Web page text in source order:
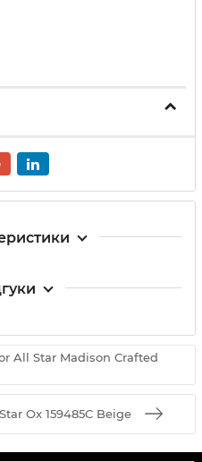
All Star Madison Crafted
Ox 159485C Beige